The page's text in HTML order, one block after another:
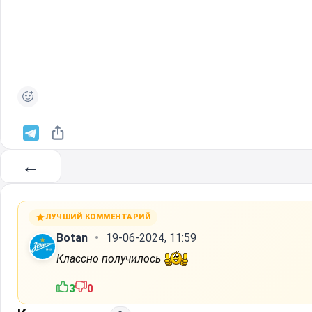
←
ЛУЧШИЙ КОММЕНТАРИЙ
Вotan
19-06-2024, 11:59
Классно получилось
3 0